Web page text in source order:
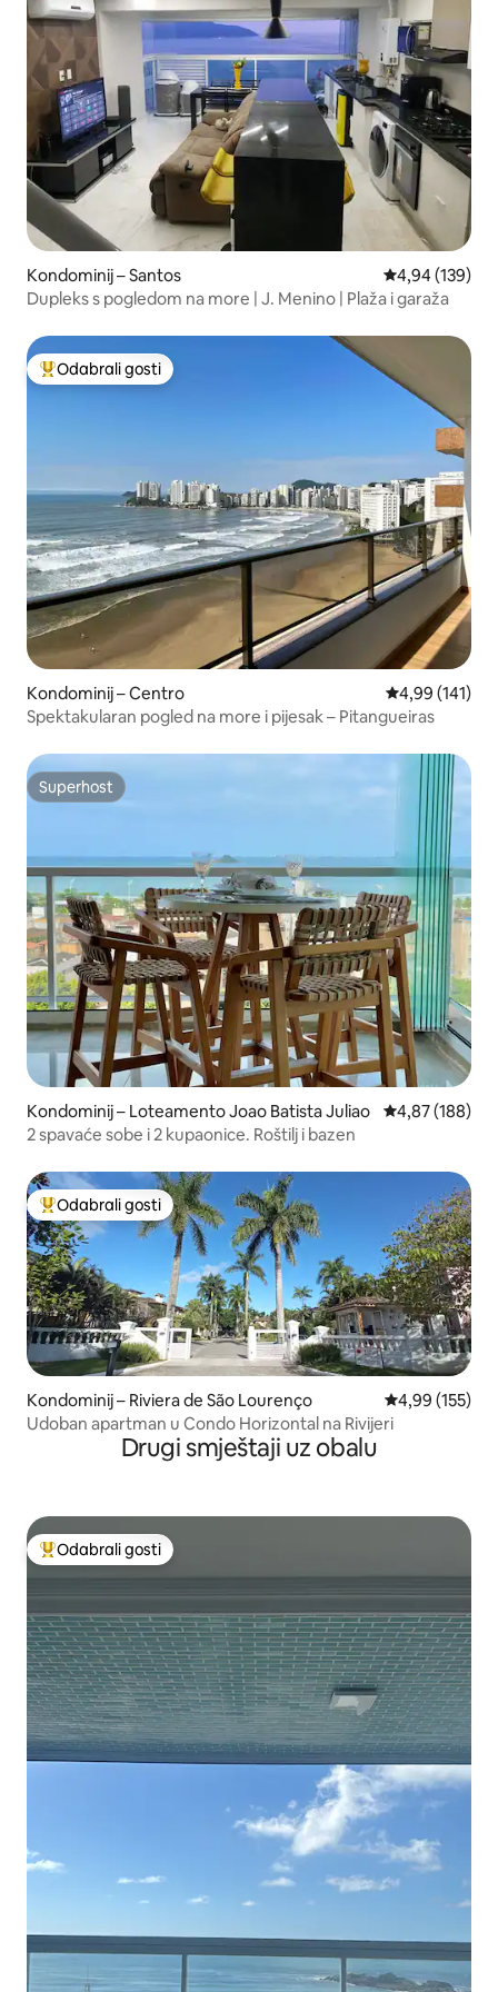
Kondominij – Santos Prosječna
4,94 (139)
Dupleks s pogledom na more | J. Menino | Plaža i garaža
Među najviše rangiranima s oznakom „Odabrali gosti”
Odabrali gosti
Kondominij – Centro Prosječna
4,99 (141)
Spektakularan pogled na more i pijesak – Pitangueiras
Superhost
Superhost
Kondominij – Loteamento Joao Batista Juliao Prosječna
4,87 (188)
2 spavaće sobe i 2 kupaonice. Roštilj i bazen
Među najviše rangiranima s oznakom „Odabrali gosti”
Odabrali gosti
Kondominij – Riviera de São Lourenço Prosječna
4,99 (155)
Udoban apartman u Condo Horizontal na Rivijeri
Drugi smještaji uz obalu
Među najviše rangiranima s oznakom „Odabrali gosti”
Odabrali gosti